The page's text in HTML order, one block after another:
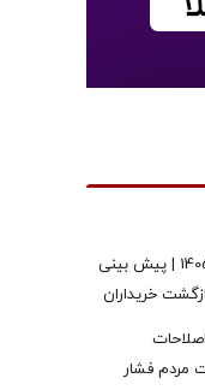
بازدهی منفی طلا و سکه در هفته دوم مرداد 1405 | پیش بینی
خریداران
مردم فشار